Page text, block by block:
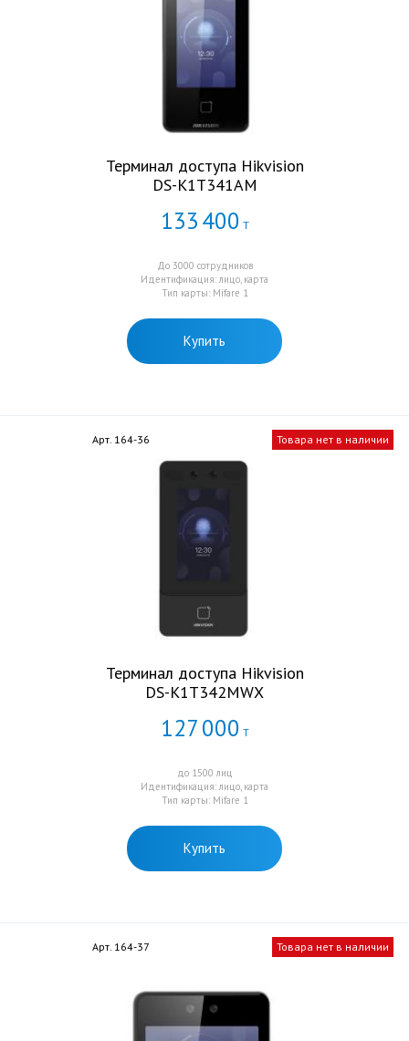
Терминал доступа Hikvision
DS-K1T341AM
133400 Т
До 3000 сотрудников
Идентификация: лицо, карта
Тип карты: Mifare 1
Купить
Арт. 164-36 Товара нет в наличии
Терминал доступа Hikvision
DS-K1T342MWX
127000 Т
до 1500 лиц
Идентификация: лицо, карта
Тип карты: Mifare 1
Купить
Арт. 164-37 Товара нет в наличии